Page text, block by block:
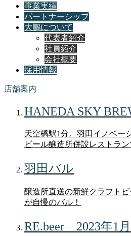
事業実績
パートナーシップ
大鵬について
代表者紹介
社員紹介
会社概要
採用情報
店舗案内
HANEDA SKY
天空橋駅1分。羽田イノベー
ビール醸造所併設レストラン
羽田バル
醸造所直送の新鮮クラフト
が自慢のバル！
RE.beer 2023年1